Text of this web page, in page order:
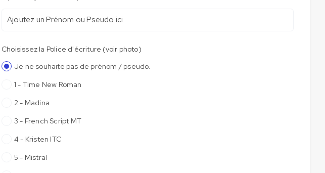
Choisissez la Police d'écriture (voir photo)
Je ne souhaite pas de prénom / pseudo.
1 - Time New Roman
2 - Madina
3 - French Script MT
4 - Kristen ITC
5 - Mistral